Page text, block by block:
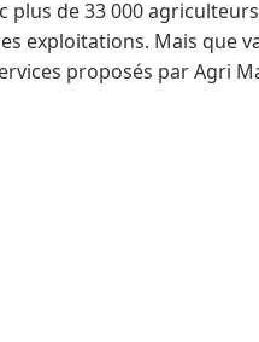
plus de 33 000
exploitations. Mais que
proposés par Agri